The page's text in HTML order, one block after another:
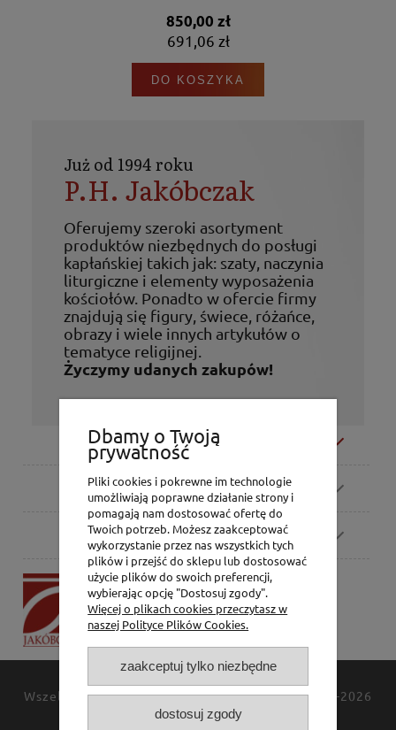
850,00 zł
691,06 zł
DO KOSZYKA
Już od 1994 roku
P.H. Jakóbczak
Oferujemy szeroki asortyment
produktów niezbędnych do posługi
kapłańskiej takich jak: szaty, naczynia
liturgiczne i elementy wyposażenia
kościołów. Ponadto w ofercie firmy
znajdują się figury, świece, różańce,
obrazy i wiele innych artykułów o
tematyce religijnej.
Życzymy udanych zakupów!
Moje konto
Zamówienia
Pomoc
P.H. Jakóbczak
Dorota Jakóbczak
Bialska 2/4,
42-202 Częstochowa
Wszelkie prawa zastrzeżoneJAKÓBCZAK© 1994-2026
Polityka prywatności
Dbamy o Twoją
prywatność
Pliki cookies i pokrewne im technologie
umożliwiają poprawne działanie strony i
pomagają nam dostosować ofertę do
Twoich potrzeb. Możesz zaakceptować
wykorzystanie przez nas wszystkich tych
plików i przejść do sklepu lub dostosować
użycie plików do swoich preferencji,
wybierając opcję "Dostosuj zgody".
Więcej o plikach cookies przeczytasz w
naszej Polityce Plików Cookies.
zaakceptuj tylko niezbędne
dostosuj zgody